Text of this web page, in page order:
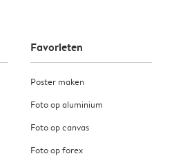
Favorieten
Poster maken
Foto op aluminium
Foto op canvas
Foto op forex